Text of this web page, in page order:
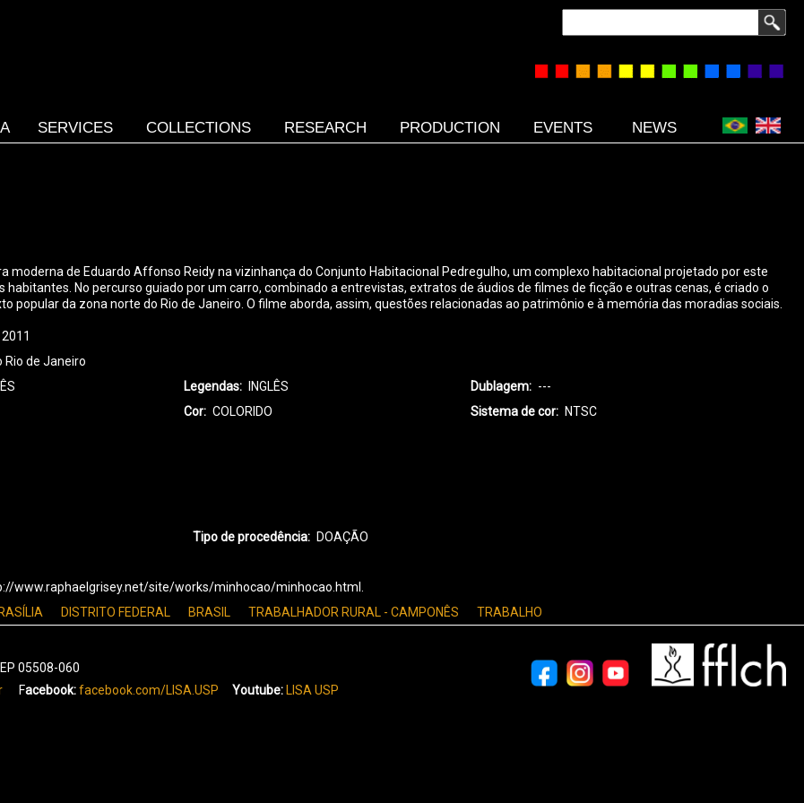
SERVICES COLLECTIONS RESEARCH PRODUCTION EVENTS NEWS
de Eduardo Affonso Reidy na vizinhança do Conjunto Habitacional Pedregulho, um complexo habitacional projetado por este
No percurso guiado por um carro, combinado a entrevistas, extratos de áudios de filmes de ficção e outras cenas, é criado o
da zona norte do Rio de Janeiro. O filme aborda, assim, questões relacionadas ao patrimônio e à memória das moradias sociais.
2011
Rio de Janeiro
Legendas INGLÊS Dublagem
---
Cor COLORIDO Sistema de cor
NTSC
Tipo de procedência
DOAÇÃO
www.raphaelgrisey.net/site/works/minhocao/minhocao.html.
DISTRITO FEDERAL BRASIL TRABALHADOR RURAL - CAMPONÊS TRABALHO
05508-060
Facebook:facebook.com/LISA.USP Youtube: LISA USP